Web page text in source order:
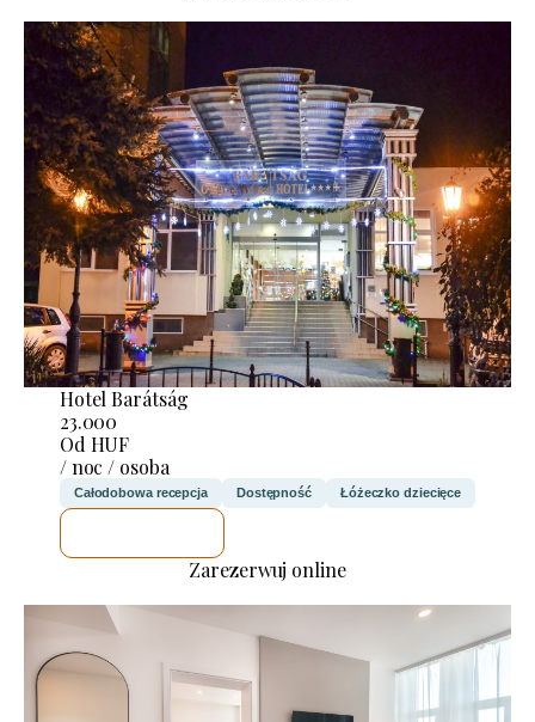
Hotel Barátság
23.000
Od HUF
/ noc / osoba
Całodobowa recepcja Dostępność Łóżeczko dziecięce
Zarezerwuj online